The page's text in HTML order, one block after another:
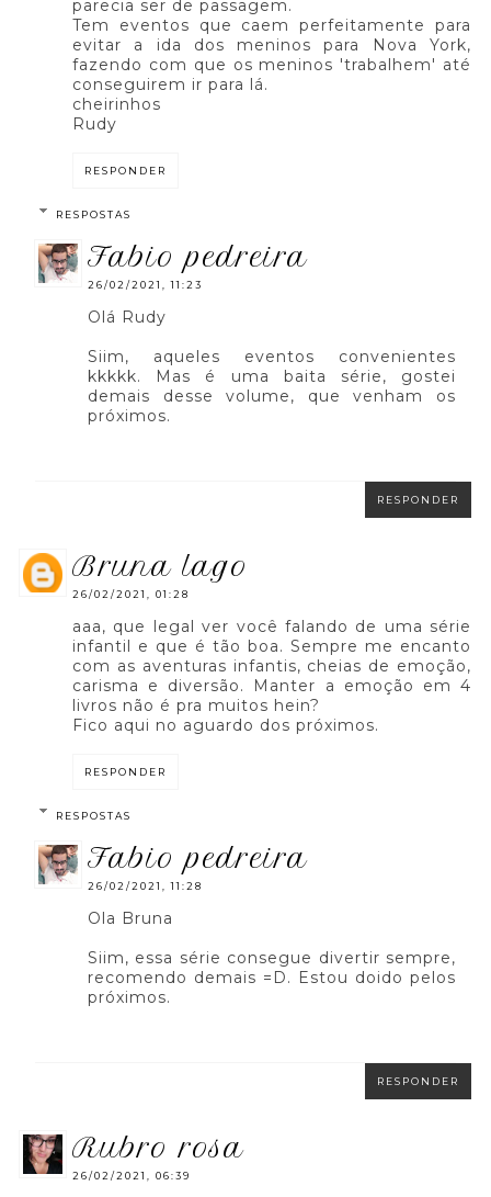
parecia ser de passagem.
Tem eventos que caem perfeitamente para
evitar a ida dos meninos para Nova York,
fazendo com que os meninos 'trabalhem' até
conseguirem ir para lá.
cheirinhos
Rudy
RESPONDER
RESPOSTAS
fabio pedreira
26/02/2021, 11:23
Olá Rudy
Siim, aqueles eventos convenientes
kkkkk. Mas é uma baita série, gostei
demais desse volume, que venham os
próximos.
RESPONDER
bruna lago
26/02/2021, 01:28
aaa, que legal ver você falando de uma série
infantil e que é tão boa. Sempre me encanto
com as aventuras infantis, cheias de emoção,
carisma e diversão. Manter a emoção em 4
livros não é pra muitos hein?
Fico aqui no aguardo dos próximos.
RESPONDER
RESPOSTAS
fabio pedreira
26/02/2021, 11:28
Ola Bruna
Siim, essa série consegue divertir sempre,
recomendo demais =D. Estou doido pelos
próximos.
RESPONDER
rubro rosa
26/02/2021, 06:39